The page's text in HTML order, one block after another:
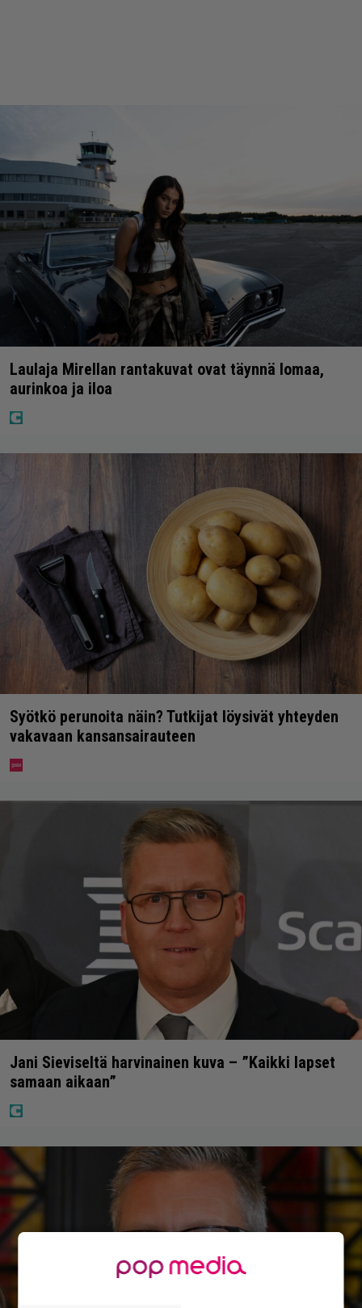
Laulaja Mirellan rantakuvat ovat täynnä lomaa,
aurinkoa ja iloa
Syötkö perunoita näin? Tutkijat löysivät yhteyden
vakavaan kansansairauteen
Jani Sieviseltä harvinainen kuva – ”Kaikki lapset
samaan aikaan”